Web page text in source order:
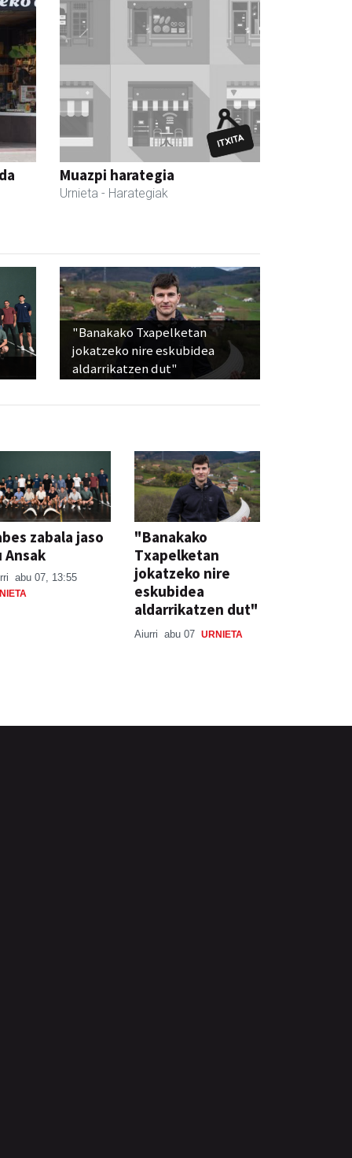
Muazpi harategia
Urnieta - Harategiak
"Banakako Txapelketan
jokatzeko nire eskubidea
aldarrikatzen dut"
zabala jaso
Ansak
abu 07, 13:55
"Banakako
Txapelketan
jokatzeko nire
eskubidea
aldarrikatzen dut"
Aiurri abu 07 URNIETA